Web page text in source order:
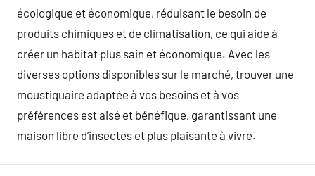
écologique et économique, réduisant le besoin de
produits chimiques et de climatisation, ce qui aide à
créer un habitat plus sain et économique. Avec les
diverses options disponibles sur le marché, trouver une
moustiquaire adaptée à vos besoins et à vos
préférences est aisé et bénéfique, garantissant une
maison libre d’insectes et plus plaisante à vivre.